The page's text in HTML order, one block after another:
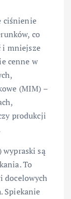
ciśnienie
co
i mniejsze
cenne w
(MIM) –
produkcji
wypraski są
To
docelowych
Spiekanie